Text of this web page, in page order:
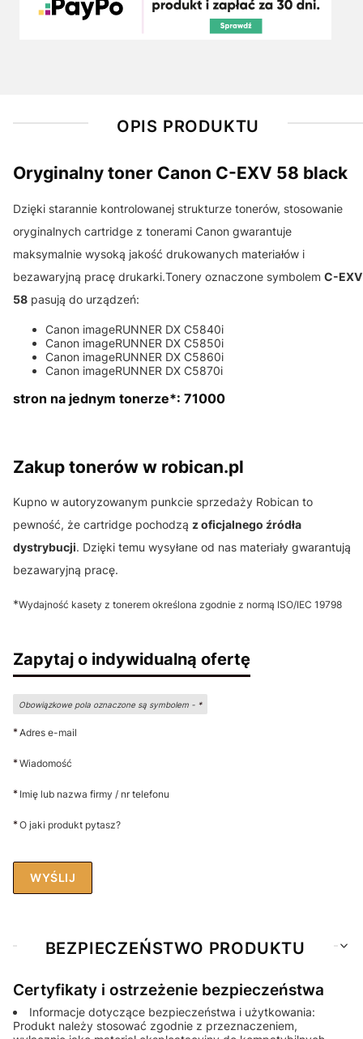
OPIS PRODUKTU
Oryginalny toner Canon C-EXV 58 black
Dzięki starannie kontrolowanej strukturze tonerów, stosowanie
oryginalnych cartridge z tonerami Canon gwarantuje
maksymalnie wysoką jakość drukowanych materiałów i
bezawaryjną pracę drukarki.Tonery oznaczone symbolem C-EXV
58 pasują do urządzeń:
Canon imageRUNNER DX C5840i
Canon imageRUNNER DX C5850i
Canon imageRUNNER DX C5860i
Canon imageRUNNER DX C5870i
stron na jednym tonerze*: 71000
Zakup tonerów w robican.pl
Kupno w autoryzowanym punkcie sprzedaży Robican to
pewność, że cartridge pochodzą z oficjalnego źródła
dystrybucji. Dzięki temu wysyłane od nas materiały gwarantują
bezawaryjną pracę.
*Wydajność kasety z tonerem określona zgodnie z normą ISO/IEC 19798
Zapytaj o indywidualną ofertę
Obowiązkowe pola oznaczone są symbolem - *
*Adres e-mail
*Wiadomość
* Imię lub nazwa firmy / nr telefonu
*O jaki produkt pytasz?
WYŚLIJ
BEZPIECZEŃSTWO PRODUKTU
Certyfikaty i ostrzeżenie bezpieczeństwa
Informacje dotyczące bezpieczeństwa i użytkowania:
Produkt należy stosować zgodnie z przeznaczeniem,